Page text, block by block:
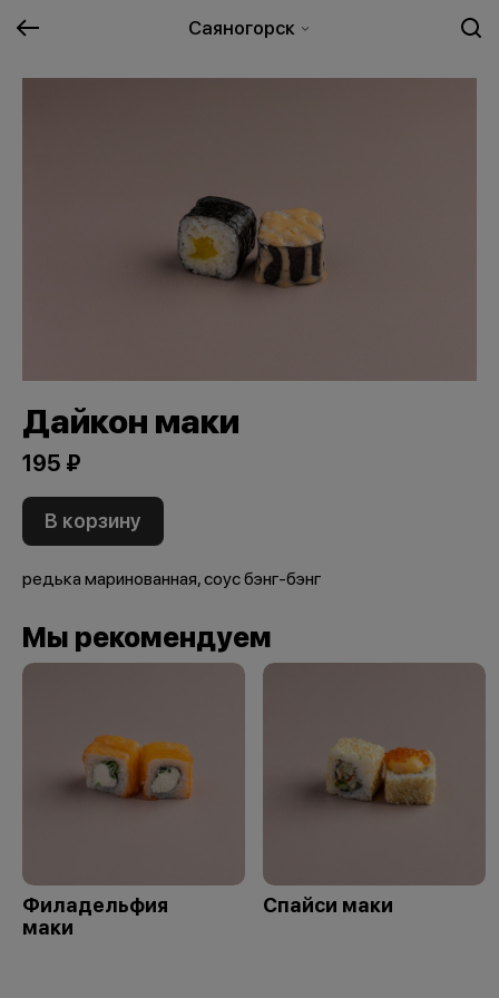
Саяногорск
Дайкон маки
195 ₽
В корзину
редька маринованная, соус бэнг-бэнг
Мы рекомендуем
Филадельфия
маки
Спайси маки